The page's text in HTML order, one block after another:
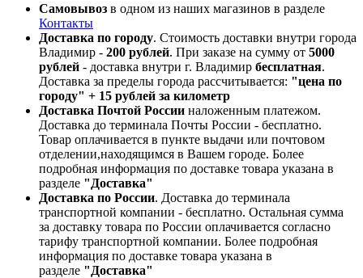
Самовывоз в одном из наших магазинов в разделе
Контакты
Доставка по городу. Стоимость доставки внутри города
Владимир - 200 рублей. При заказе на сумму от 5000
рублей - доставка внутри г. Владимир бесплатная.
Доставка за пределы города рассчитывается: "цена по
городу" + 15 рублей за километр
Доставка Почтой России наложенным платежом.
Доставка до терминала Почты России - бесплатно.
Товар оплачивается в пункте выдачи или почтовом
отделении,находящимся в Вашем городе. Более
подробная информация по доставке товара указана в
разделе "Доставка"
Доставка по России. Доставка до терминала
транспортной компании - бесплатно. Остальная сумма
за доставку товара по России оплачивается согласно
тарифу транспортной компании. Более подробная
информация по доставке товара указана в
разделе "Доставка"